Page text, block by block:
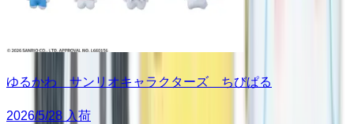
ゆるかわ サンリオキャラクターズ ちびぱる
2026/5/28 入荷